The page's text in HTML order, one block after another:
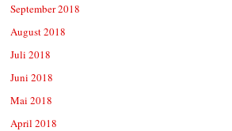
September 2018
August 2018
Juli 2018
Juni 2018
Mai 2018
April 2018